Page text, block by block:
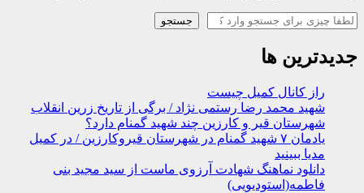
جستجو
جستجو
جدیدترین ها
راز کانال کمیل چیست
شهید محمد رضا رستمی نژاد / برگی از تاریخ زرین انقلاب
شهرستان قیر و کارزین چند شهید گمنام دارد؟
یادمان ۷ شهید گمنام در شهرستان قیروکارزین / در کمیل
مدیا ببینید
دانلود نماهنگ شهادت آرزوی ماست از سید مجید بنی
فاطمه(استودیویی)